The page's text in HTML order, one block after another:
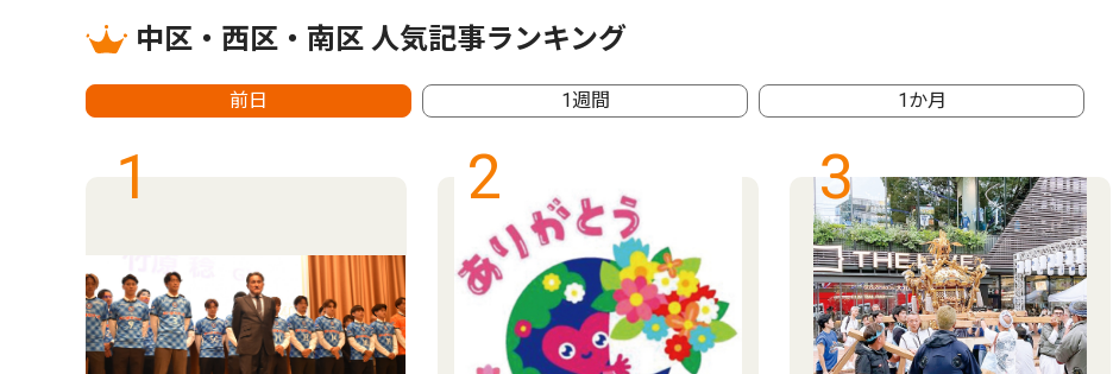
中区・西区・南区 人気記事ランキング
前日 1週間 1か月
1 2 3